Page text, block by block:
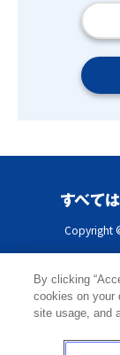
Copyright
By clicking
cookies on your
site usage, and